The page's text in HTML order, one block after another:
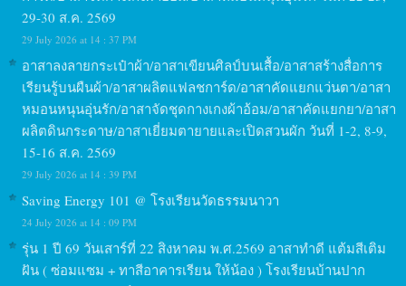
29-30 ส.ค. 2569
29 July 2026 at 14 : 37 PM
อาสาลงลายกระเป๋าผ้า/อาสาเขียนศิลป์บนเสื้อ/อาสาสร้างสื่อการ
เรียนรู้บนผืนผ้า/อาสาผลิตแฟลชการ์ด/อาสาคัดแยกแว่นตา/อาสา
หมอนหนุนอุ่นรัก/อาสาจัดชุดกางเกงผ้าอ้อม/อาสาคัดแยกยา/อาสา
ผลิตดินกระดาษ/อาสาเยี่ยมตายายและเปิดสวนผัก วันที่ 1-2, 8-9,
15-16 ส.ค. 2569
29 July 2026 at 14 : 39 PM
Saving Energy 101 @ โรงเรียนวัดธรรมนาวา
24 July 2026 at 14 : 09 PM
รุ่น 1 ปี 69 วันเสาร์ที่ 22 สิงหาคม พ.ศ.2569 อาสาทำดี แต้มสีเติม
ฝัน ( ซ่อมแซม + ทาสีอาคารเรียน ให้น้อง ) โรงเรียนบ้านปาก